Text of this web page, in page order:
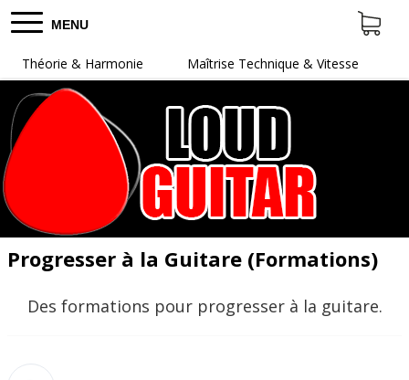
MENU
Théorie & Harmonie Maîtrise Technique & Vitesse
Progresser à la Guitare (Formations)
Des formations pour progresser à la guitare.